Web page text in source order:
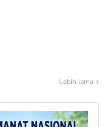
Lebih lama